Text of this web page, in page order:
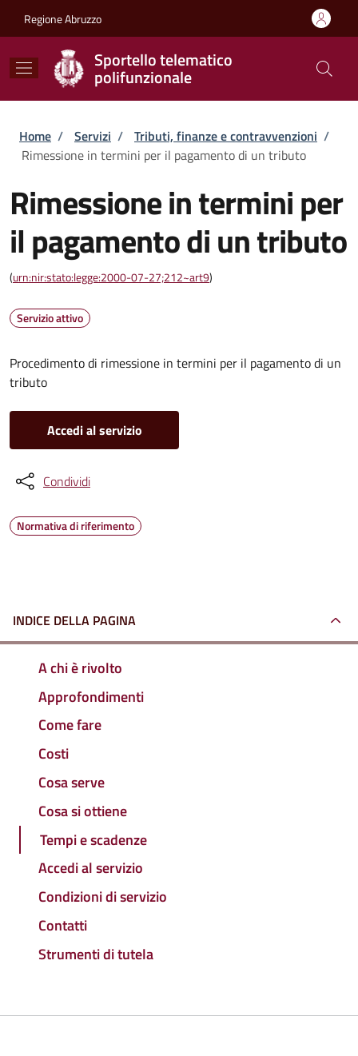
Regione Abruzzo
Sportello telematico
polifunzionale
Briciole di pane
Home / Servizi / Tributi, finanze e contravvenzioni /
Rimessione in termini per il pagamento di un tributo
Rimessione in termini per
il pagamento di un tributo
(urn:nir:stato:legge:2000-07-27;212~art9)
Servizio attivo
Procedimento di rimessione in termini per il pagamento di un
tributo
Accedi al servizio
Condividi
Normativa di riferimento
INDICE DELLA PAGINA
A chi è rivolto
Approfondimenti
Come fare
Costi
Cosa serve
Cosa si ottiene
Tempi e scadenze
Accedi al servizio
Condizioni di servizio
Contatti
Strumenti di tutela